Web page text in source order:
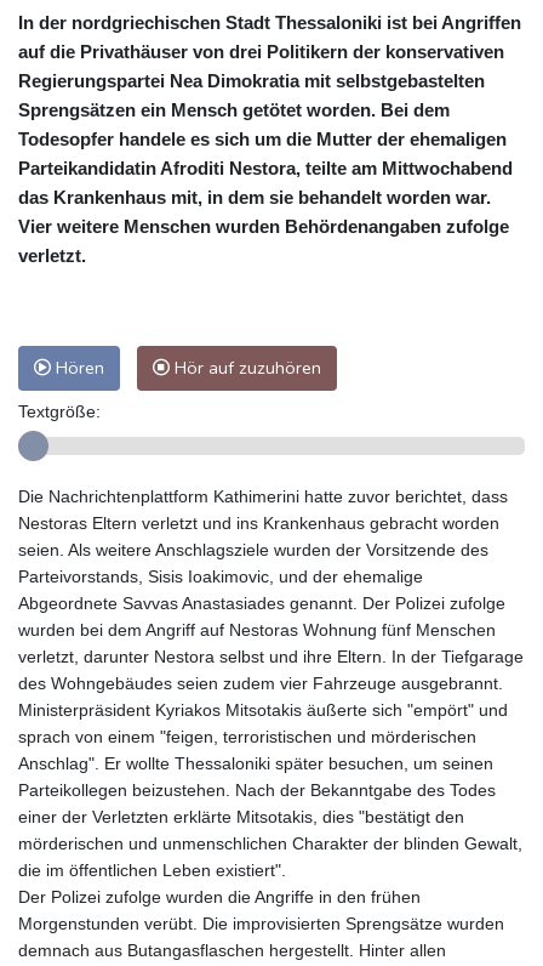
In der nordgriechischen Stadt Thessaloniki ist bei Angriffen
auf die Privathäuser von drei Politikern der konservativen
Regierungspartei Nea Dimokratia mit selbstgebastelten
Sprengsätzen ein Mensch getötet worden. Bei dem
Todesopfer handele es sich um die Mutter der ehemaligen
Parteikandidatin Afroditi Nestora, teilte am Mittwochabend
das Krankenhaus mit, in dem sie behandelt worden war.
Vier weitere Menschen wurden Behördenangaben zufolge
verletzt.
Hören Hör auf zuzuhören
Textgröße:
Die Nachrichtenplattform Kathimerini hatte zuvor berichtet, dass
Nestoras Eltern verletzt und ins Krankenhaus gebracht worden
seien. Als weitere Anschlagsziele wurden der Vorsitzende des
Parteivorstands, Sisis Ioakimovic, und der ehemalige
Abgeordnete Savvas Anastasiades genannt. Der Polizei zufolge
wurden bei dem Angriff auf Nestoras Wohnung fünf Menschen
verletzt, darunter Nestora selbst und ihre Eltern. In der Tiefgarage
des Wohngebäudes seien zudem vier Fahrzeuge ausgebrannt.
Ministerpräsident Kyriakos Mitsotakis äußerte sich "empört" und
sprach von einem "feigen, terroristischen und mörderischen
Anschlag". Er wollte Thessaloniki später besuchen, um seinen
Parteikollegen beizustehen. Nach der Bekanntgabe des Todes
einer der Verletzten erklärte Mitsotakis, dies "bestätigt den
mörderischen und unmenschlichen Charakter der blinden Gewalt,
die im öffentlichen Leben existiert".
Der Polizei zufolge wurden die Angriffe in den frühen
Morgenstunden verübt. Die improvisierten Sprengsätze wurden
demnach aus Butangasflaschen hergestellt. Hinter allen